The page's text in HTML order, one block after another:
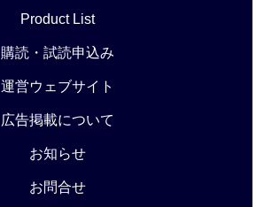
Product List
購読・試読申込み
運営ウェブサイト
広告掲載について
お知らせ
お問合せ